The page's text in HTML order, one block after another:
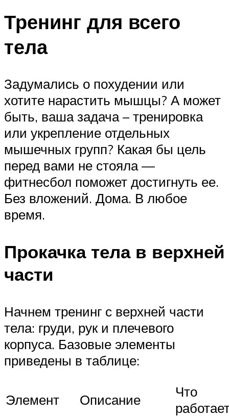
Тренинг для всего
тела
Задумались о похудении или
хотите нарастить мышцы? А может
быть, ваша задача – тренировка
или укрепление отдельных
мышечных групп? Какая бы цель
перед вами не стояла —
фитнесбол поможет достигнуть ее.
Без вложений. Дома. В любое
время.
Прокачка тела в верхней
части
Начнем тренинг с верхней части
тела: груди, рук и плечевого
корпуса. Базовые элементы
приведены в таблице:
Элемент Описание
Что